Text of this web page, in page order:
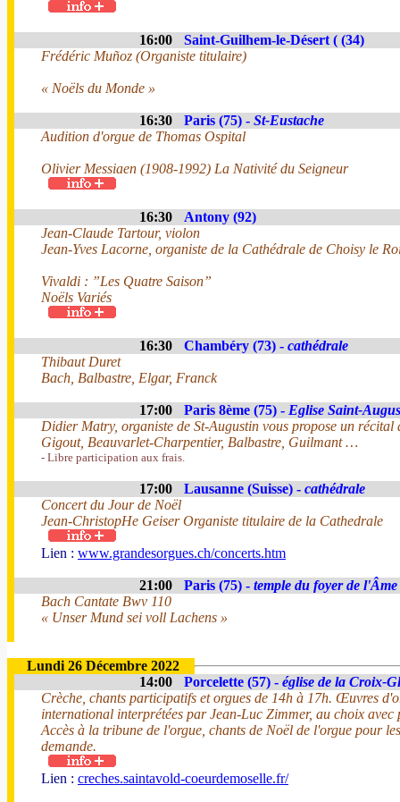
16:00
Saint-Guilhem-le-Désert ( (34)
Frédéric Muñoz (Organiste titulaire)
« Noëls du Monde »
16:30 Paris (75) - St-Eustache
Audition d'orgue de Thomas Ospital
Olivier Messiaen (1908-1992) La Nativité du Seigneur
16:30
Antony (92)
Jean-Claude Tartour, violon
Jean-Yves Lacorne, organiste de la Cathédrale de Choisy le
Vivaldi : ”Les Quatre Saison”
Noëls Variés
16:30 Chambéry (73) - cathédrale
Thibaut Duret
Bach, Balbastre, Elgar, Franck
17:00 Paris 8ème (75) - Eglise Saint-
Didier Matry, organiste de St-Augustin vous propose un
Gigout, Beauvarlet-Charpentier, Balbastre, Guilmant …
- Libre participation aux frais.
17:00 Lausanne (Suisse) - cathédrale
Concert du Jour de Noël
Jean-ChristopHe Geiser Organiste titulaire de la Cathedrale
Lien : www.grandesorgues.ch/concerts.htm
21:00 Paris (75) - temple du foyer de l'Âme
Bach Cantate Bwv 110
« Unser Mund sei voll Lachens »
Lundi 26 Décembre 2022
14:00
Porcelette (57) - église de la Croix-
Crèche, chants participatifs et orgues de 14h à 17h. Œuvres
international interprétées par Jean-Luc Zimmer, au choix avec
Accès à la tribune de l'orgue, chants de Noël de l'orgue pour
demande.
Lien : creches.saintavold-coeurdemoselle.fr/